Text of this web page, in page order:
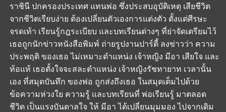
ราชินี ปกครองประเทศ แทนพ่อ ซึ่งประสบอุบัติเหตุ เสียชีวิต
จากชีวิตเรียบง่าย ต้องเปลี่ยนตัวเองการแต่งตัว ตั้งแต่ศีรษะ
จรดเท้า เรียนรู้กฎระเบียบ และบทเรียนต่างๆ ที่ย่าจัดเตรียมไว้
เธอถูกนักข่าวหนังสือพิมพ์ ถ่ายรูปงานปาร์ตี้ ลงข่าวว่า ความ
ประพฤติ ของเธอ ไม่เหมาะตำแหน่ง เจ้าหญิง มีอา เสียใจ และ
ท้อแท้ เธอตั้งใจจะสละตำแหน่ง เจ้าหญิงรัชทายาท เวลานั้น
เอง ที่สมุดบันทึก ของพ่อ ถูกส่งถึงเธอ ในสมุดเต็มไปด้วย
ข้อความห่วงใย ความรู้ และบทเรียนที่ พ่อเรียนรู้ มาตลอด
ชีวิต เป็นแรงบันดาลใจ ให้ มีอา ได้เปลี่ยนมุมมอง ไปจากเดิม